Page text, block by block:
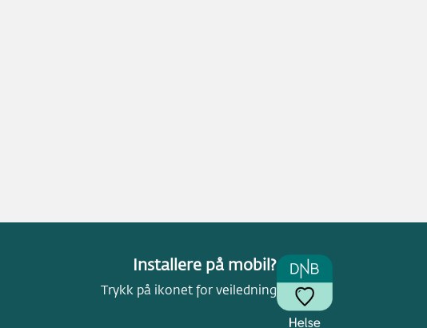
Installere på mobil?
Trykk på ikonet for veiledning